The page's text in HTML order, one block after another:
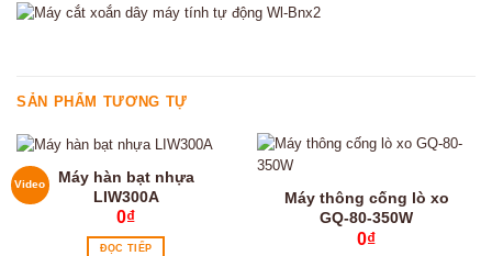
SẢN PHẨM TƯƠNG TỰ
Video
Máy hàn bạt nhựa
LIW300A
0₫
ĐỌC TIẾP
Máy thông cống lò xo
GQ-80-350W
0₫